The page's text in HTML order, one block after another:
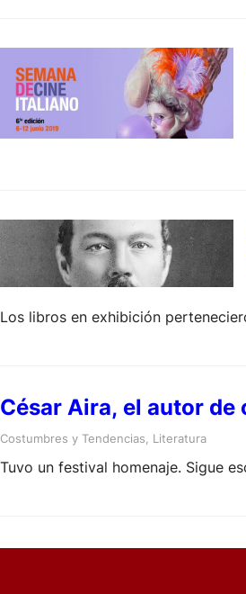
Los libros en exhibición
César Aira, el autor
Costumbres y Tendencias Literatura
Tuvo un festival homenaje. Sigue